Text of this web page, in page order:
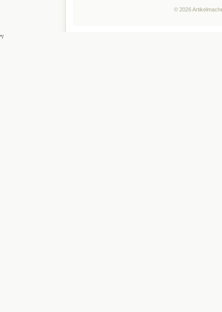
© 2026
*/